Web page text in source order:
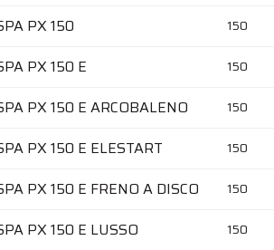
PX 150 150
PX 150 E 150
PX 150 E ARCOBALENO 150
PX 150 E ELESTART 150
PX 150 E FRENO A DISCO 150
PX 150 E LUSSO 150